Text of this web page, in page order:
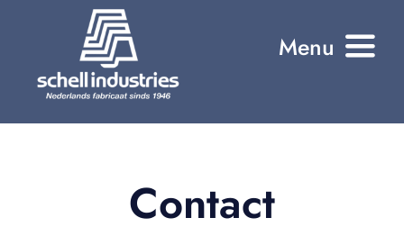
inhoud
Menu
Home
Onze all-in Service
Contact